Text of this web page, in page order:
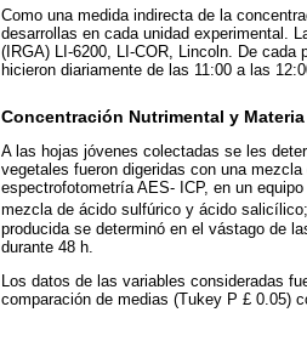
Como una medida indirecta de la
desarrollas en cada unidad experimental.
(IRGA) LI-6200, LI-COR, Lincoln. De
hicieron diariamente de las 11:00 a las
Concentración Nutrimental y Materia
A las hojas jóvenes colectadas se les
vegetales fueron digeridas con una
espectrofotometría AES- ICP, en un
mezcla de ácido sulfúrico y ácido
producida se determinó en el vástago de
durante 48 h.
Los datos de las variables consideradas
comparación de medias (Tukey P £ 0.05)